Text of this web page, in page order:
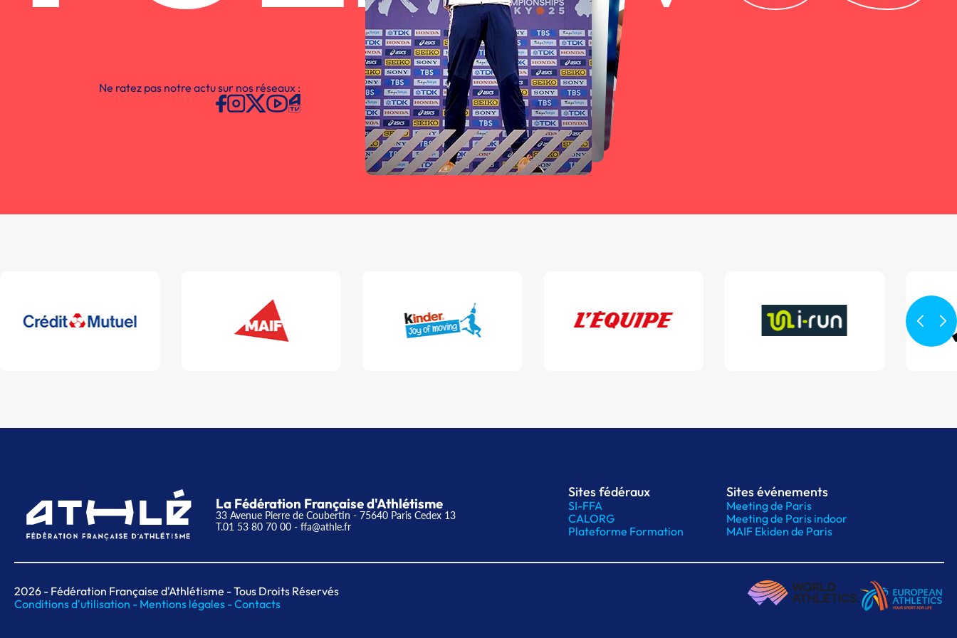
Ne ratez pas notre actu sur nos réseaux :
La Fédération Française d'Athlétisme
33 Avenue Pierre de Coubertin - 75640 Paris Cedex 13
T.01 53 80 70 00 - ffa@athle.fr
Sites fédéraux
SI-FFA
CALORG
Plateforme Formation
Sites événements
Meeting de Paris
Meeting de Paris indoor
MAIF Ekiden de Paris
2026 - Fédération Française d'Athlétisme - Tous Droits Réservés
Conditions d'utilisation - Mentions légales -Contacts